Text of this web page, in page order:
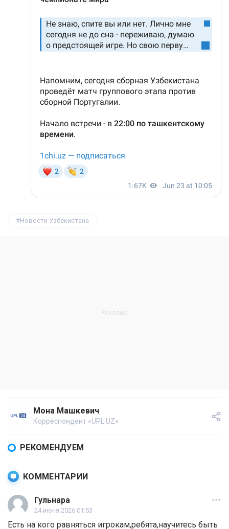
Новости Узбекистана
Мона Машкевич
Корреспондент «UPL.UZ»
РЕКОМЕНДУЕМ
КОММЕНТАРИИ
Гульнара
24 июня 2026 01:53
Есть на кого равняться игрокам,ребята,научитесь быть